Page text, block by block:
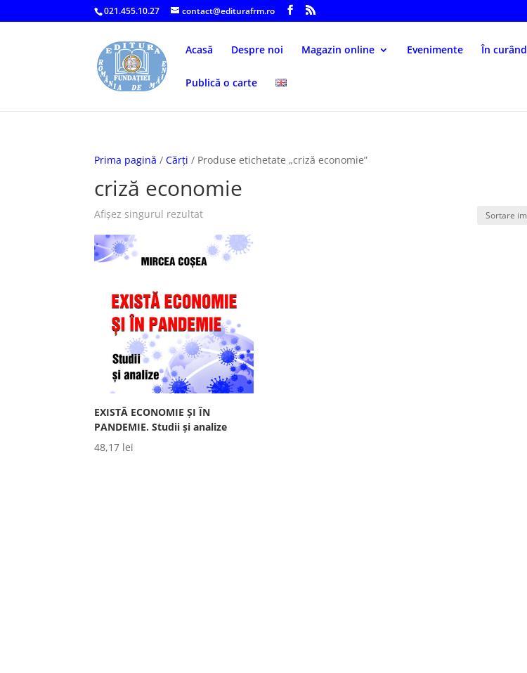
021.455.10.27 contact@editurafrm.ro
Acasă Despre noi Magazin online Evenimente În curând
Publică o carte
Prima pagină /Cărți / Produse etichetate „criză economie”
criză economie
Afișez singurul rezultat
EXISTĂ ECONOMIE ȘI ÎN
PANDEMIE. Studii și analize
48,17 lei